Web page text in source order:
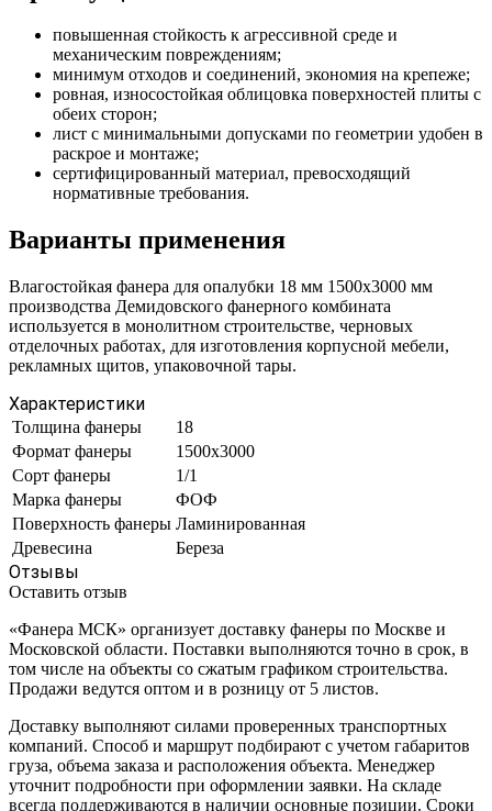
повышенная стойкость к агрессивной среде и
механическим повреждениям;
минимум отходов и соединений, экономия на крепеже;
ровная, износостойкая облицовка поверхностей плиты с
обеих сторон;
лист с минимальными допусками по геометрии удобен в
раскрое и монтаже;
сертифицированный материал, превосходящий
нормативные требования.
Варианты применения
Влагостойкая фанера для опалубки 18 мм 1500х3000 мм
производства Демидовского фанерного комбината
используется в монолитном строительстве, черновых
отделочных работах, для изготовления корпусной мебели,
рекламных щитов, упаковочной тары.
Характеристики
Толщина фанеры
18
Формат фанеры
1500х3000
Сорт фанеры
1/1
Марка фанеры
ФОФ
Поверхность фанеры Ламинированная
Древесина
Береза
Отзывы
Оставить отзыв
«Фанера МСК» организует доставку фанеры по Москве и
Московской области. Поставки выполняются точно в срок, в
том числе на объекты со сжатым графиком строительства.
Продажи ведутся оптом и в розницу от 5 листов.
Доставку выполняют силами проверенных транспортных
компаний. Способ и маршрут подбирают с учетом габаритов
груза, объема заказа и расположения объекта. Менеджер
уточнит подробности при оформлении заявки. На складе
всегда поддерживаются в наличии основные позиции. Сроки